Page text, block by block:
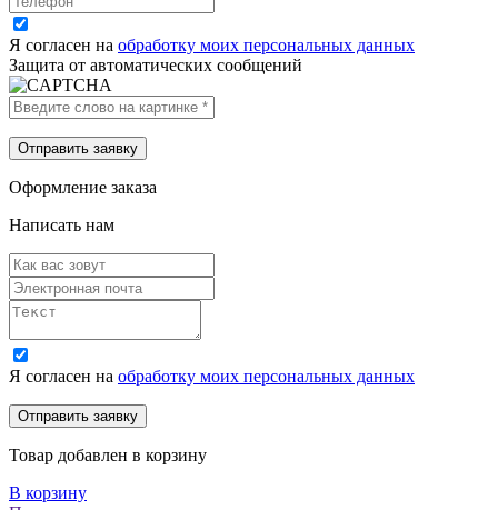
Я согласен на обработку моих персональных данных
Защита от автоматических сообщений
Оформление заказа
Написать нам
Я согласен на обработку моих персональных данных
Товар добавлен в корзину
В корзину